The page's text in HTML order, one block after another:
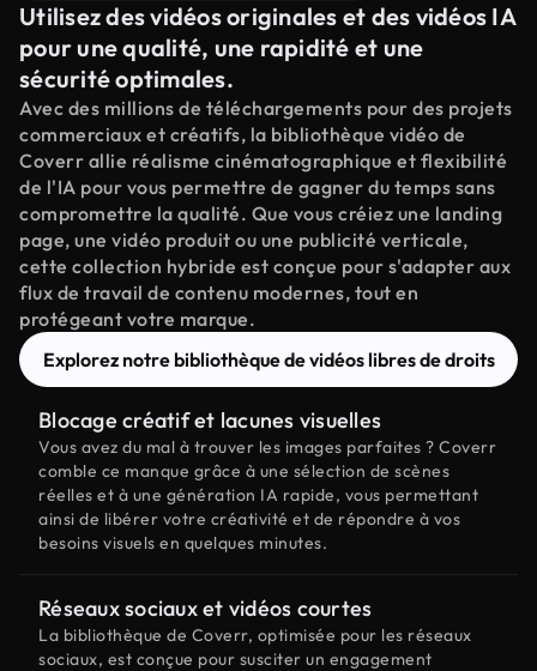
Utilisez des vidéos originales et des vidéos IA
pour une qualité, une rapidité et une
sécurité optimales.
Avec des millions de téléchargements pour des projets
commerciaux et créatifs, la bibliothèque vidéo de
Coverr allie réalisme cinématographique et flexibilité
de l'IA pour vous permettre de gagner du temps sans
compromettre la qualité. Que vous créiez une landing
page, une vidéo produit ou une publicité verticale,
cette collection hybride est conçue pour s'adapter aux
flux de travail de contenu modernes, tout en
protégeant votre marque.
Explorez notre bibliothèque de vidéos libres de droits
Blocage créatif et lacunes visuelles
Vous avez du mal à trouver les images parfaites ? Coverr
comble ce manque grâce à une sélection de scènes
réelles et à une génération IA rapide, vous permettant
ainsi de libérer votre créativité et de répondre à vos
besoins visuels en quelques minutes.
Réseaux sociaux et vidéos courtes
La bibliothèque de Coverr, optimisée pour les réseaux
sociaux, est conçue pour susciter un engagement